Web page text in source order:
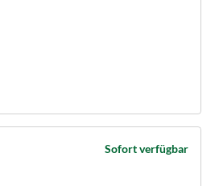
Sofort verfügbar